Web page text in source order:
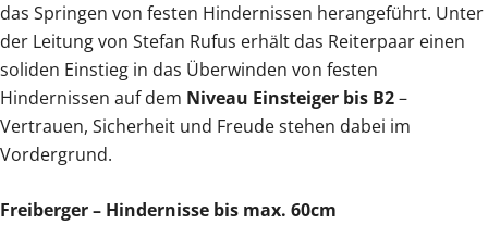
das Springen von festen Hindernissen herangeführt. Unter
der Leitung von Stefan Rufus erhält das Reiterpaar einen
soliden Einstieg in das Überwinden von festen
Hindernissen auf dem Niveau Einsteiger bis B2–
Vertrauen, Sicherheit und Freude stehen dabei im
Vordergrund.
Freiberger – Hindernisse bis max. 60cm